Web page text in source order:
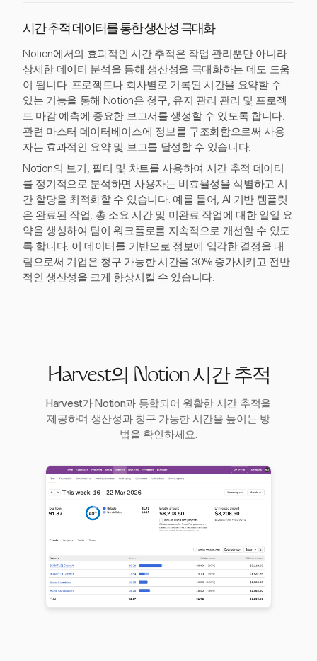
시간 추적 데이터를 통한 생산성 극대화
Notion에서의 효과적인 시간 추적은 작업 관리뿐만 아니라
상세한 데이터 분석을 통해 생산성을 극대화하는 데도 도움
이 됩니다. 프로젝트나 회사별로 기록된 시간을 요약할 수
있는 기능을 통해 Notion은 청구, 유지 관리 관리 및 프로젝
트 마감 예측에 중요한 보고서를 생성할 수 있도록 합니다.
관련 마스터 데이터베이스에 정보를 구조화함으로써 사용
자는 효과적인 요약 및 보고를 달성할 수 있습니다.
Notion의 보기, 필터 및 차트를 사용하여 시간 추적 데이터
를 정기적으로 분석하면 사용자는 비효율성을 식별하고 시
간 할당을 최적화할 수 있습니다. 예를 들어, AI 기반 템플릿
은 완료된 작업, 총 소요 시간 및 미완료 작업에 대한 일일 요
약을 생성하여 팀이 워크플로를 지속적으로 개선할 수 있도
록 합니다. 이 데이터를 기반으로 정보에 입각한 결정을 내
림으로써 기업은 청구 가능한 시간을 30% 증가시키고 전반
적인 생산성을 크게 향상시킬 수 있습니다.
Harvest의 Notion 시간 추적
Harvest가 Notion과 통합되어 원활한 시간 추적을
제공하며 생산성과 청구 가능한 시간을 높이는 방
법을 확인하세요.